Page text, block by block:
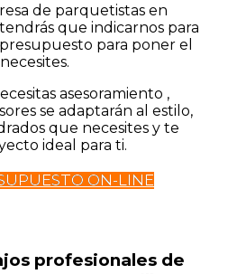
de parquetistas en
que indicarnos para
para poner el
asesoramiento ,
se adaptarán al estilo,
que necesites y te
ideal para ti.
ON-LINE
profesionales de